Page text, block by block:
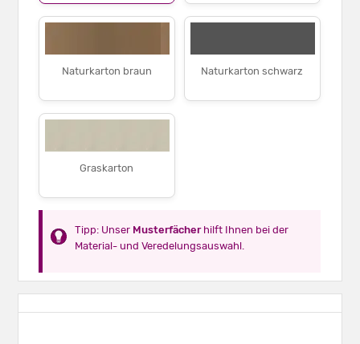
Naturkarton braun Naturkarton schwarz
Graskarton
Tipp: Unser Musterfächerhilft Ihnen bei der
Material- und Veredelungsauswahl.